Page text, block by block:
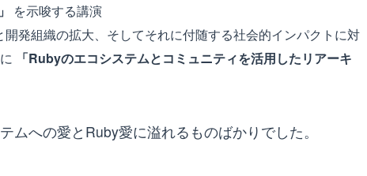
を示唆する講演
発組織の拡大、そしてそれに付随する社会的インパクトに対
「Rubyのエコシステムとコミュニティを活用したリアーキ
ムへの愛とRuby愛に溢れるものばかりでした。